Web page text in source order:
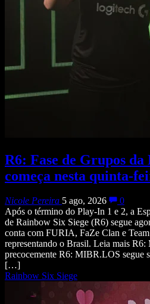
R6: Fase de Grupos da
começa nesta quinta-
Nicole Pereira 5 ago, 2026
0
Após o término do Play-In 1 e 2, a
de Rainbow Six Siege (R6) segue
conta com FURIA, FaZe Clan e
representando o Brasil. Leia mais
precocemente R6: MIBR.LOS segue
[…]
Rainbow Six Siege